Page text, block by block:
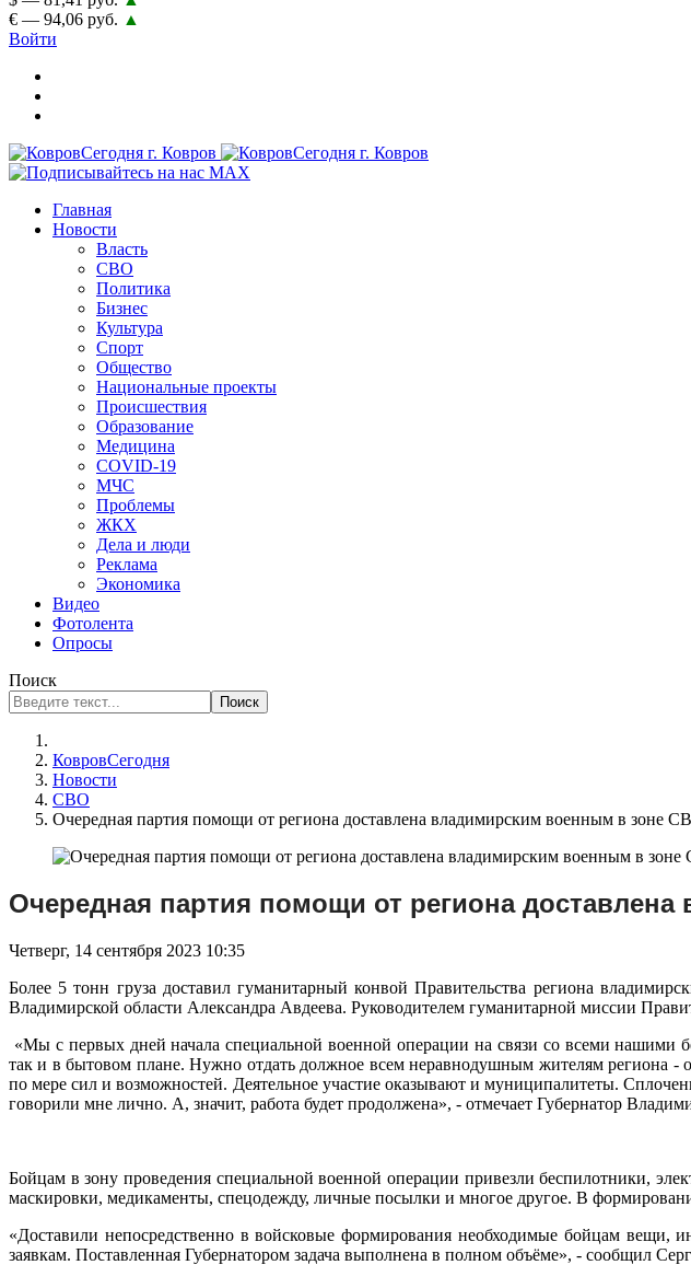
€ — 94,06 руб. ▲
Войти
Главная
Новости
Власть
СВО
Политика
Бизнес
Культура
Спорт
Общество
Национальные проекты
Происшествия
Образование
Медицина
COVID-19
МЧС
Проблемы
ЖКХ
Дела и люди
Реклама
Экономика
Видео
Фотолента
Опросы
Поиск
Поиск
КовровСегодня
Новости
СВО
Очередная партия помощи от региона доставлена владимирским военным в зоне
Очередная партия помощи от региона
Четверг, 14 сентября 2023 10:35
Более 5 тонн груза доставил гуманитарный конвой Правительства региона
Владимирской области Александра Авдеева. Руководителем гуманитарной миссии
«Мы с первых дней начала специальной военной операции на связи со всеми нашими
так и в бытовом плане. Нужно отдать должное всем неравнодушным жителям региона -
по мере сил и возможностей. Деятельное участие оказывают и муниципалитеты.
говорили мне лично. А, значит, работа будет продолжена», - отмечает Губернатор
Бойцам в зону проведения специальной военной операции привезли беспилотники,
маскировки, медикаменты, спецодежду, личные посылки и многое другое. В
«Доставили непосредственно в войсковые формирования необходимые бойцам
заявкам. Поставленная Губернатором задача выполнена в полном объёме», - сообщил